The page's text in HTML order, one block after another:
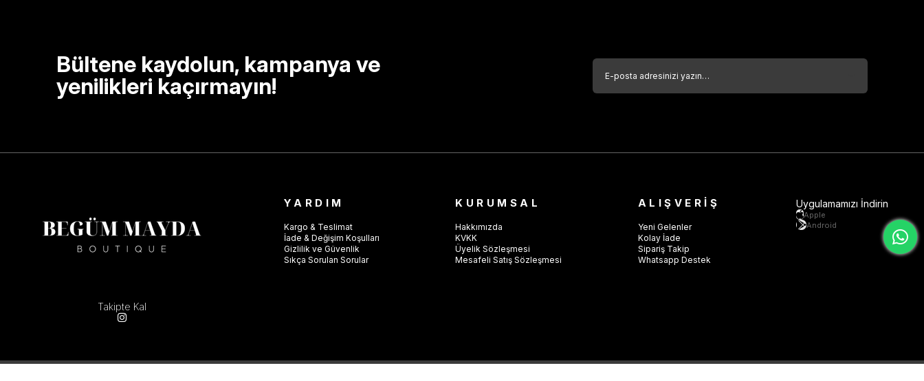
Bültene kaydolun, kampanya ve
yenilikleri kaçırmayın!
Takipte Kal
YARDIM
Kargo & Teslimat
İade & Değişim Koşulları
Gizlilik ve Güvenlik
Sıkça Sorulan Sorular
KURUMSAL
Hakkımızda
KVKK
Üyelik Sözleşmesi
Mesafeli Satış Sözleşmesi
ALIŞVERİŞ
Yeni Gelenler
Kolay İade
Sipariş Takip
Whatsapp Destek
Uygulamamızı İndirin
Apple
Android